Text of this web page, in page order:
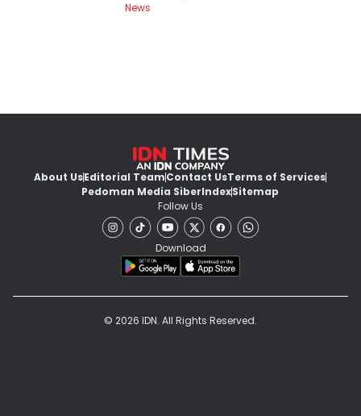
News
About UsEditorial TeamContact UsTerms of Services
Pedoman Media SiberIndexSitemap
Follow Us
Download
© 2026 IDN. All Rights Reserved.